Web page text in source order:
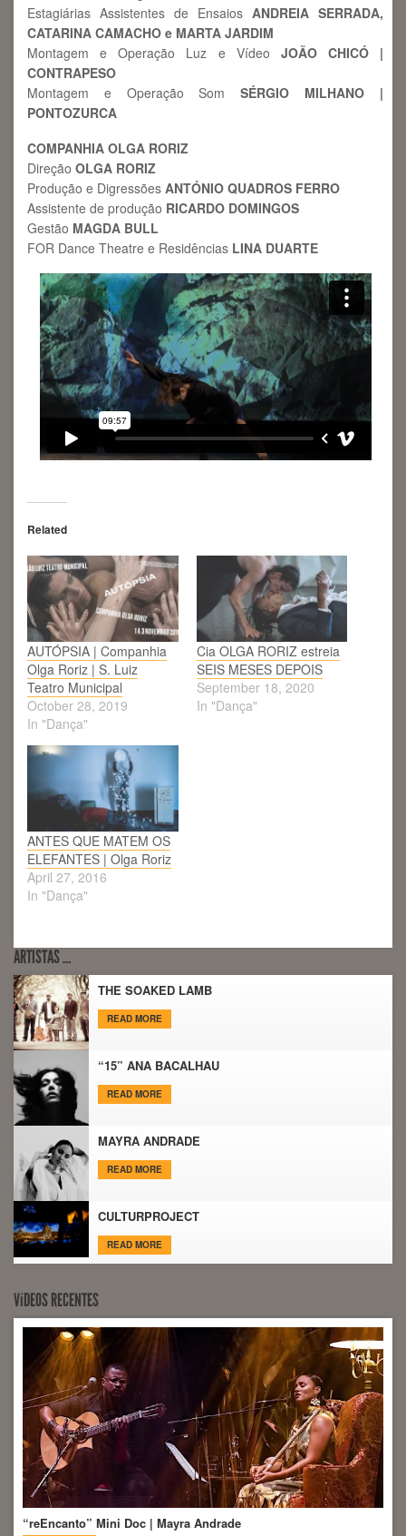
Estagiárias Assistentes de Ensaios ANDREIA SERRADA,
CATARINA CAMACHO e MARTA JARDIM
Montagem e Operação Luz e Vídeo JOÃO CHICÓ |
CONTRAPESO
Montagem e Operação SomSÉRGIO MILHANO |
PONTOZURCA
COMPANHIA OLGA RORIZ
Direção OLGA RORIZ
Produção e Digressões ANTÓNIO QUADROS FERRO
Assistente de produção RICARDO DOMINGOS
Gestão MAGDA BULL
FOR Dance Theatre e Residências LINA DUARTE
Related
AUTÓPSIA | Companhia
Olga Roriz | S. Luiz
Teatro Municipal
October 28, 2019
In "Dança"
Cia OLGA RORIZ estreia
SEIS MESES DEPOIS
September 18, 2020
In "Dança"
ANTES QUE MATEM OS
ELEFANTES | Olga Roriz
April 27, 2016
In "Dança"
ARTISTAS …
THE SOAKED LAMB
READ MORE
“15” ANA BACALHAU
READ MORE
MAYRA ANDRADE
READ MORE
CULTURPROJECT
READ MORE
VíDEOS RECENTES
“reEncanto” Mini Doc | Mayra Andrade